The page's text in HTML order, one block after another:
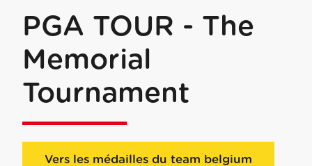
PGA TOUR - The
Memorial
Tournament
Vers les médailles du team belgium